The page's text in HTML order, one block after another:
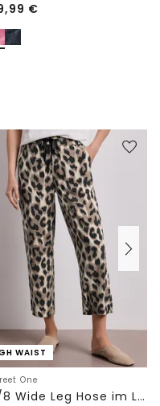
€
WAIST
One
7/8 Wide Leg Hose im Loose Fit mit Print